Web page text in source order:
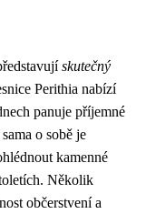
skutečný
Perithia nabízí
panuje příjemné
o sobě je
kamenné
Několik
občerstvení a